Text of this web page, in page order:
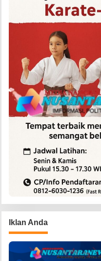
Iklan Anda